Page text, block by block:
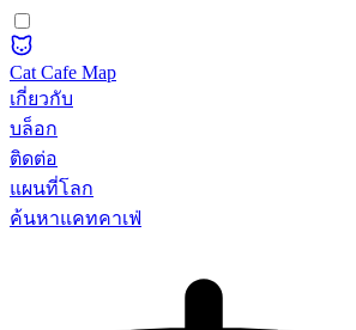
Cat Cafe Map
เกี่ยวกับ
บล็อก
ติดต่อ
แผนที่โลก
ค้นหาแคทคาเฟ่